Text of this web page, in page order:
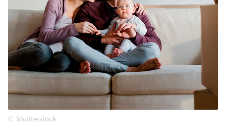
Shutterstock